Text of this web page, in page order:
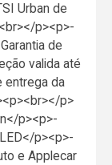
Urban de
p><p>-
de
valida até
entrega da
p>
p><p>-
p><p>-
e Applecar